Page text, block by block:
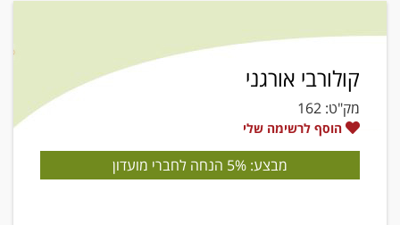
קולורבי אורגני
מק"ט: 162
הוסף לרשימה שלי
מבצע: 5% הנחה לחברי מועדון